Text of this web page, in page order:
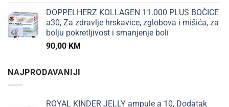
DOPPELHERZ KOLLAGEN 11.000 PLUS BOČICE
a30, Za zdravlje hrskavice, zglobova i mišića, za
bolju pokretljivost i smanjenje boli
90,00 KM
NAJPRODAVANIJI
ROYAL KINDER JELLY ampule a 10, Dodatak